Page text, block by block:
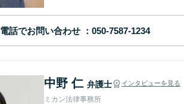
電話でお問い合わせ
中野 仁 弁護士 インタビューを見る
ミカン法律事務所